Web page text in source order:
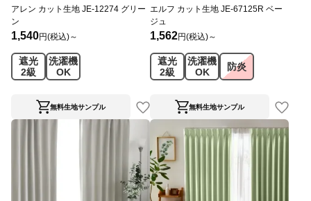
アレン カット生地 JE-12274 グリー
ン
1,540円(税込)～
遮光
2級
洗濯機
OK
無料生地サンプル
エルフ カット生地 JE-67125R ベー
ジュ
1,562円(税込)～
遮光
2級
洗濯機
OK
防炎
無料生地サンプル